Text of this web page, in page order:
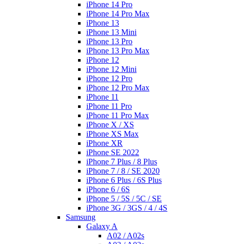
iPhone 14 Pro
iPhone 14 Pro Max
iPhone 13
iPhone 13 Mini
iPhone 13 Pro
iPhone 13 Pro Max
iPhone 12
iPhone 12 Mini
iPhone 12 Pro
iPhone 12 Pro Max
iPhone 11
iPhone 11 Pro
iPhone 11 Pro Max
iPhone X / XS
iPhone XS Max
iPhone XR
iPhone SE 2022
iPhone 7 Plus / 8 Plus
iPhone 7 / 8 / SE 2020
iPhone 6 Plus / 6S Plus
iPhone 6 / 6S
iPhone 5 / 5S / 5C / SE
iPhone 3G / 3GS / 4 / 4S
Samsung
Galaxy A
A02 / A02s